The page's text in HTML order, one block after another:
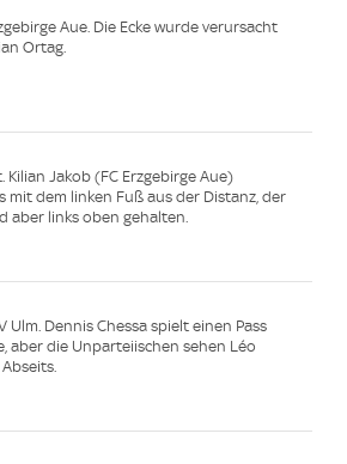
Aue. Die Ecke wurde verursacht
Ortag.
Kilian Jakob (FC Erzgebirge Aue)
mit dem linken Fuß aus der Distanz, der
aber links oben gehalten.
Ulm. Dennis Chessa spielt einen Pass
aber die Unparteiischen sehen Léo